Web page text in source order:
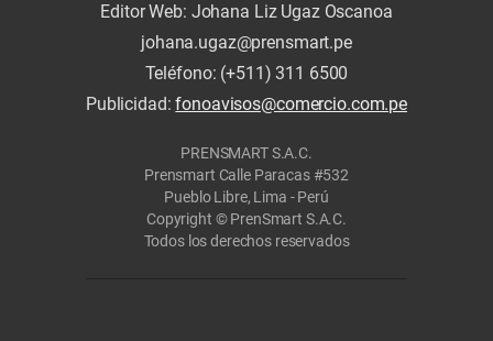
Editor Web: Johana Liz Ugaz Oscanoa
johana.ugaz@prensmart.pe
Teléfono: (+511) 311 6500
Publicidad:fonoavisos@comercio.com.pe
PRENSMART S.A.C.
Prensmart Calle Paracas #532
Pueblo Libre, Lima - Perú
Copyright © PrenSmart S.A.C.
Todos los derechos reservados